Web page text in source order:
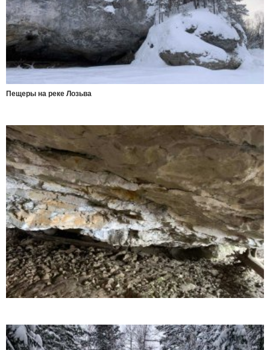
Пещеры на реке Лозьва